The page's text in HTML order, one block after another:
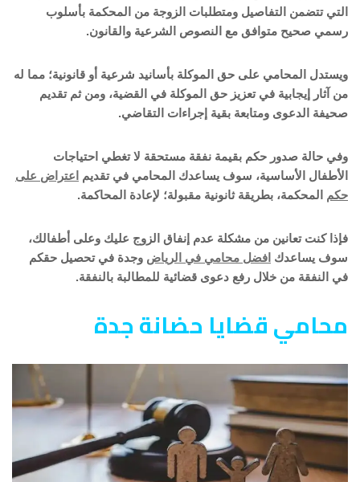
التي تتضمن التفاصيل ومتطلبات الزوجة من المحكمة بأسلوب
رسمي صحيح متوافق مع النصوص الشرعية والقانون.
ويستدل المحامي على حق الموكلة بأسانيد شرعية أو قانونية؛ مما له
من آثار إيجابية في تعزيز حق الموكلة في القضية، ومن ثم تقديم
صحيفة الدعوى ومتابعة بقية إجراءات التقاضي.
وفي حالة صدور حكم بقيمة نفقة مستحقة لا تغطي احتياجات
الأطفال الأساسية، سوف يساعدك المحامي في تقديم
اعتراض على
حكم
المحكمة، بطريقة ثانونية مقبولة؛ لإعادة المحاكمة.
فإذا كنت تعانين من مشكلة عدم إنفاق الزوج عليك وعلى أطفالك،
سوف يساعدك افضل محامي في الرياض وجدة في تحصيل حقكم
في النفقة من خلال رفع دعوى قضائية للمطالبة بالنفقة.
محامي قضايا حضانة جدة